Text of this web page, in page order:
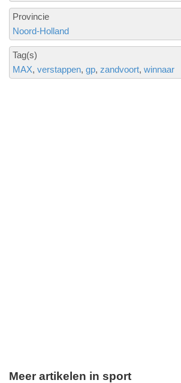
Provincie
Noord-Holland
Tag(s)
MAX verstappen gp zandvoort winnaar
Meer artikelen in sport